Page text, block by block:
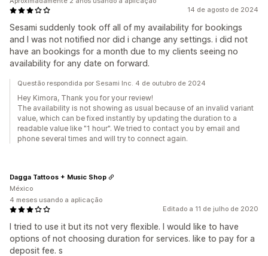
14 de agosto de 2024
Sesami suddenly took off all of my availability for bookings
and I was not notified nor did i change any settings. i did not
have an bookings for a month due to my clients seeing no
availability for any date on forward.
Questão respondida por Sesami Inc. 4 de outubro de 2024
Hey Kimora, Thank you for your review!
The availability is not showing as usual because of an invalid variant
value, which can be fixed instantly by updating the duration to a
readable value like "1 hour". We tried to contact you by email and
phone several times and will try to connect again.
Editado a 11 de julho de 2020
I tried to use it but its not very flexible. I would like to have
options of not choosing duration for services. like to pay for a
deposit fee. s
Dagga Tattoos + Music Shop
México
4 meses usando a aplicação